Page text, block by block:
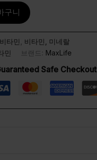
구니
타민
비타민, 미네랄
민
브랜드: MaxLife
Safe Checkout